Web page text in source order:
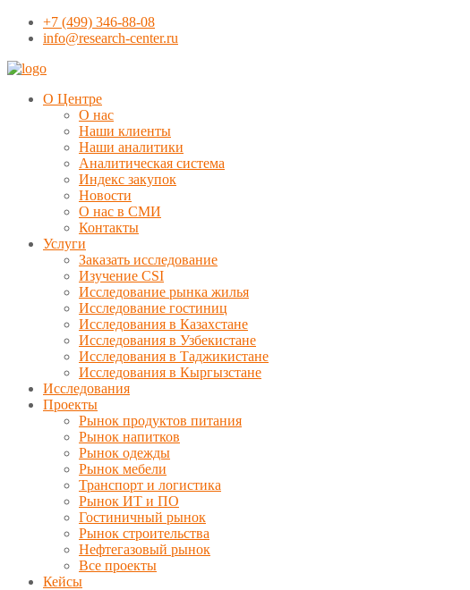
+7 (499) 346-88-08
info@research-center.ru
О Центре
О нас
Наши клиенты
Наши аналитики
Аналитическая система
Индекс закупок
Новости
О нас в СМИ
Контакты
Услуги
Заказать исследование
Изучение CSI
Исследование рынка жилья
Исследование гостиниц
Исследования в Казахстане
Исследования в Узбекистане
Исследования в Таджикистане
Исследования в Кыргызстане
Исследования
Проекты
Рынок продуктов питания
Рынок напитков
Рынок одежды
Рынок мебели
Транспорт и логистика
Рынок ИТ и ПО
Гостиничный рынок
Рынок строительства
Нефтегазовый рынок
Все проекты
Кейсы